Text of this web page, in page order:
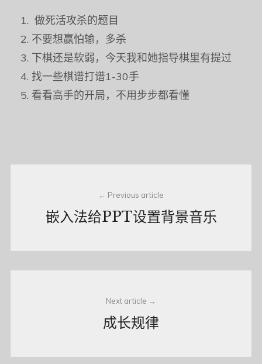
做死活攻杀的题目
不要想赢怕输，多杀
下棋还是软弱，今天我和她指导棋里有提过
找一些棋谱打谱1-30手
看看高手的开局，不用步步都看懂
navigationPrevious article
嵌入法给PPT设置背景音乐
Next article
成长规律